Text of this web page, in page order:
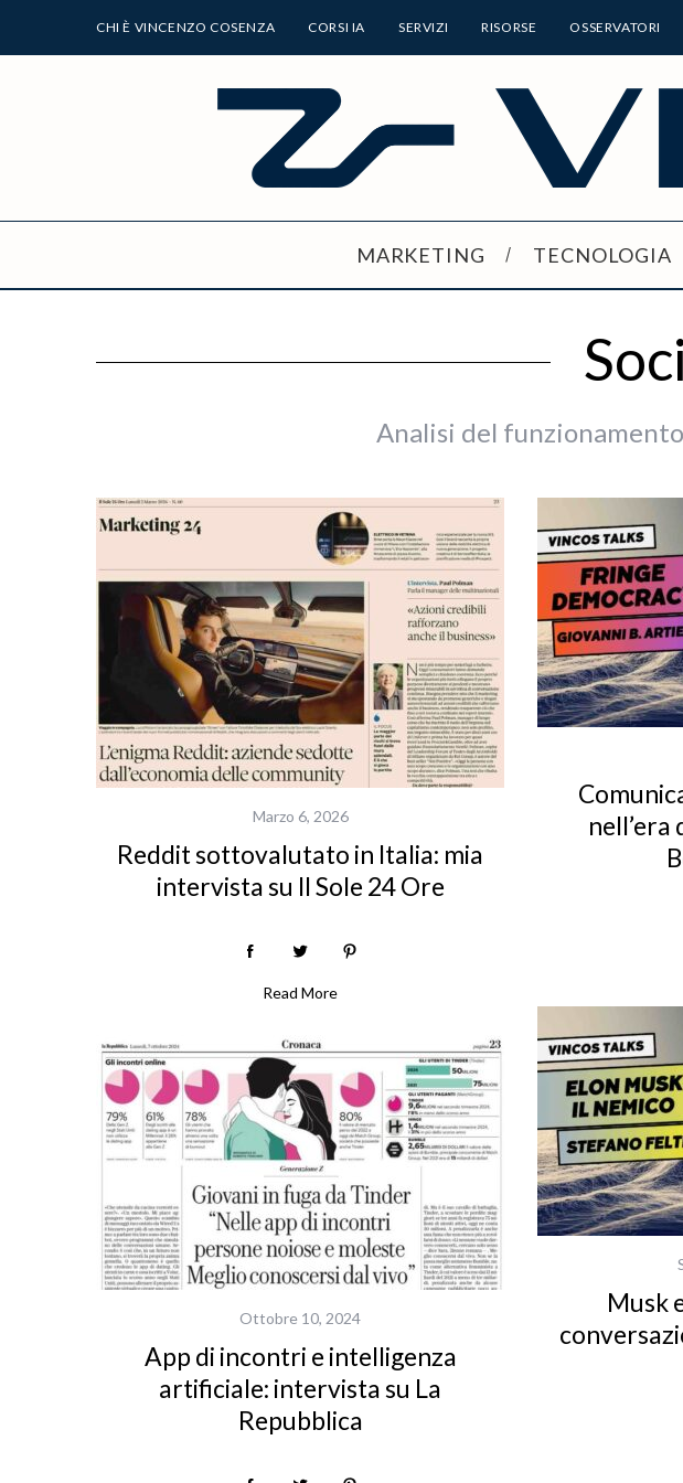
CHI È VINCENZO COSENZA CORSI IA SERVIZI RISORSE OSSERVATORI
MARKETING TECNOLOGIA
Analisi del
Marzo 6, 2026
Reddit sottovalutato in Italia: mia
intervista su Il Sole 24 Ore
Read More
nell’era
Musk
Ottobre 10, 2024
App di incontri e intelligenza
artificiale: intervista su La
Repubblica
S
a
r
c